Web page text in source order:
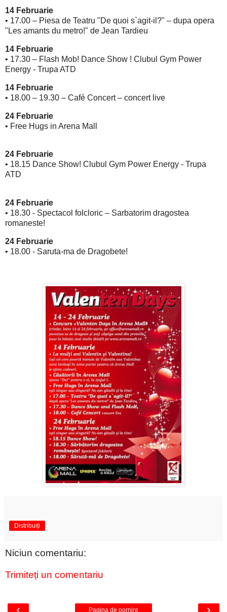
14 Februarie
• 17.00 – Piesa de Teatru "De quoi s`agit-il?" – dupa opera
"Les amants du metro!" de Jean Tardieu
14 Februarie
• 17.30 – Flash Mob! Dance Show ! Clubul Gym Power
Energy - Trupa ATD
14 Februarie
• 18.00 – 19.30 – Café Concert – concert live
24 Februarie
• Free Hugs in Arena Mall
24 Februarie
• 18.15 Dance Show! Clubul Gym Power Energy - Trupa
ATD
24 Februarie
• 18.30 - Spectacol folcloric – Sarbatorim dragostea
romaneste!
24 Februarie
• 18.00 - Saruta-ma de Dragobete!
Distribuiți
Niciun comentariu:
Trimiteți un comentariu
‹ ›
Pagina de pornire